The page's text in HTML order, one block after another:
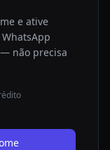
e ative
não precisa